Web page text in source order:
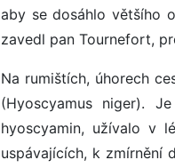
aby se dosáhlo většího
zavedl pan Tournefort,
Na rumištích, úhorech
(Hyoscyamus niger).
hyoscyamin, užívalo v
uspávajících, k zmírnění